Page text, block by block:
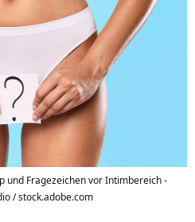
und Fragezeichen vor Intimbereich -
/ stock.adobe.com